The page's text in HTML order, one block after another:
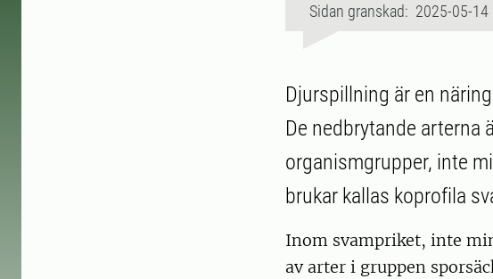
Sidan granskad: 2025-05-14
Djurspillning är en
De nedbrytande arterna
organismgrupper, inte
brukar kallas koprofila
Inom svampriket, inte
av arter i gruppen